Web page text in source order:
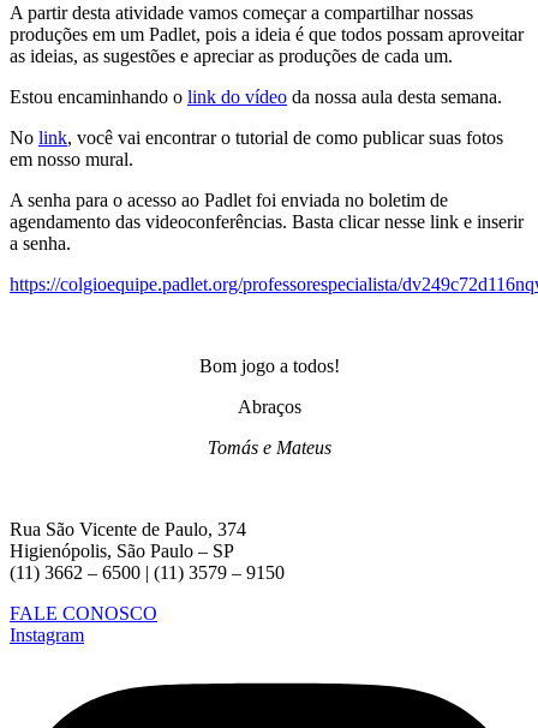
A partir desta atividade vamos começar a compartilhar nossas
produções em um Padlet, pois a ideia é que todos possam aproveitar
as ideias, as sugestões e apreciar as produções de cada um.
Estou encaminhando o link do vídeo da nossa aula desta semana.
No link, você vai encontrar o tutorial de como publicar suas fotos
em nosso mural.
A senha para o acesso ao Padlet foi enviada no boletim de
agendamento das videoconferências. Basta clicar nesse link e inserir
a senha.
https://colgioequipe.padlet.org/professorespecialista/
Bom jogo a todos!
Abraços
Tomás e Mateus
Rua São Vicente de Paulo, 374
Higienópolis, São Paulo – SP
(11) 3662 – 6500 | (11) 3579 – 9150
FALE CONOSCO
Instagram